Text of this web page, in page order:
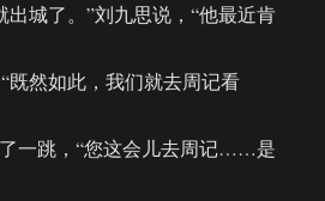
城了。”刘九思说，“他最近肯
然如此，我们就去周记看
一跳，“您这会儿去周记……是